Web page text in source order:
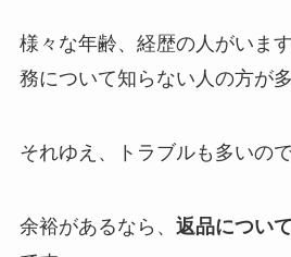
様々な年齢、経歴の人がいま
務について知らない人の方が
それゆえ、トラブルも多いの
余裕があるなら、 返品につい